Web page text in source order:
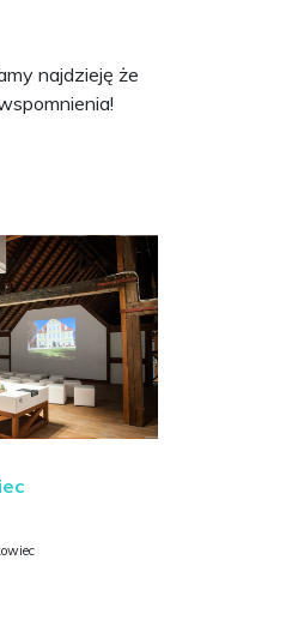
najdzieję że